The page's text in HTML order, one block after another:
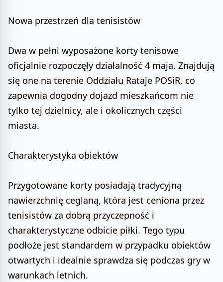
Nowa przestrzeń dla tenisistów
Dwa w pełni wyposażone korty tenisowe
oficjalnie rozpoczęły działalność 4 maja. Znajdują
się one na terenie Oddziału Rataje POSiR, co
zapewnia dogodny dojazd mieszkańcom nie
tylko tej dzielnicy, ale i okolicznych części
miasta.
Charakterystyka obiektów
Przygotowane korty posiadają tradycyjną
nawierzchnię ceglaną, która jest ceniona przez
tenisistów za dobrą przyczepność i
charakterystyczne odbicie piłki. Tego typu
podłoże jest standardem w przypadku obiektów
otwartych i idealnie sprawdza się podczas gry w
warunkach letnich.